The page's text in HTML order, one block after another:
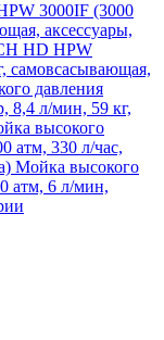
3000IF (3000
аксессуары,
HD HPW
самовсасывающая,
давления
8,4 л/мин, 59 кг,
высокого
атм, 330 л/час,
Мойка высокого
атм, 6 л/мин,